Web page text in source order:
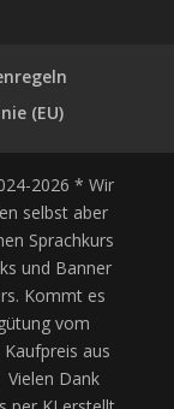
(EU)
2026 * Wir
selbst aber
Sprachkurs
und Banner
Kommt es
vom
aus
Dank